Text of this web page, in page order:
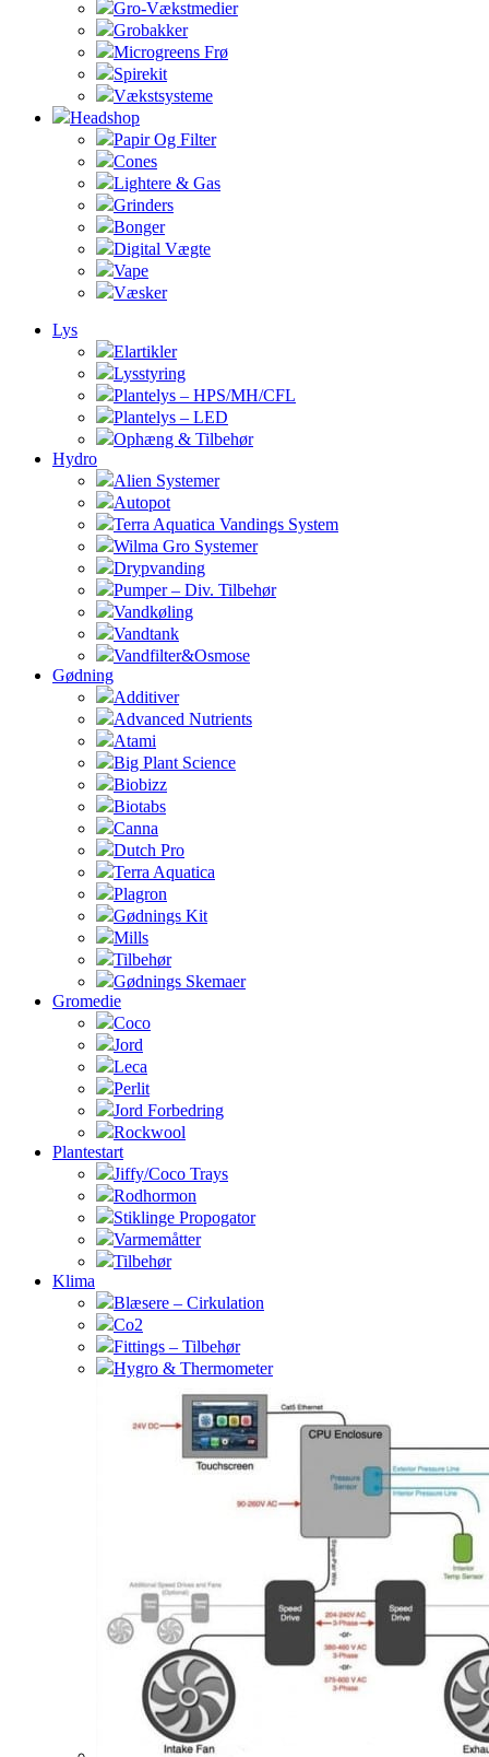
Gro-Vækstmedier
Grobakker
Microgreens Frø
Spirekit
Vækstsysteme
Headshop
Papir Og Filter
Cones
Lightere & Gas
Grinders
Bonger
Digital Vægte
Vape
Væsker
Lys
Elartikler
Lysstyring
Plantelys – HPS/MH/CFL
Plantelys – LED
Ophæng & Tilbehør
Hydro
Alien Systemer
Autopot
Terra Aquatica Vandings System
Wilma Gro Systemer
Drypvanding
Pumper – Div. Tilbehør
Vandkøling
Vandtank
Vandfilter&Osmose
Gødning
Additiver
Advanced Nutrients
Atami
Big Plant Science
Biobizz
Biotabs
Canna
Dutch Pro
Terra Aquatica
Plagron
Gødnings Kit
Mills
Tilbehør
Gødnings Skemaer
Gromedie
Coco
Jord
Leca
Perlit
Jord Forbedring
Rockwool
Plantestart
Jiffy/Coco Trays
Rodhormon
Stiklinge Propogator
Varmemåtter
Tilbehør
Klima
Blæsere – Cirkulation
Co2
Fittings – Tilbehør
Hygro & Thermometer